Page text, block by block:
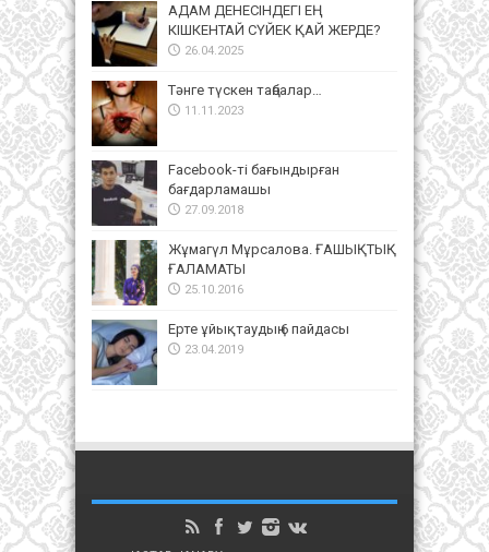
АДАМ ДЕНЕСІНДЕГІ ЕҢ
КІШКЕНТАЙ СҮЙЕК ҚАЙ ЖЕРДЕ?
26.04.2025
Тәнге түскен таңбалар…
11.11.2023
Facebook-ті бағындырған
бағдарламашы
27.09.2018
Жұмагүл Мұрсалова. ҒАШЫҚТЫҚ
ҒАЛАМАТЫ
25.10.2016
Ерте ұйықтаудың 6 пайдасы
23.04.2019